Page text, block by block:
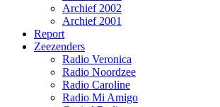
Archief 2002
Archief 2001
Report
Zeezenders
Radio Veronica
Radio Noordzee
Radio Caroline
Radio Mi Amigo